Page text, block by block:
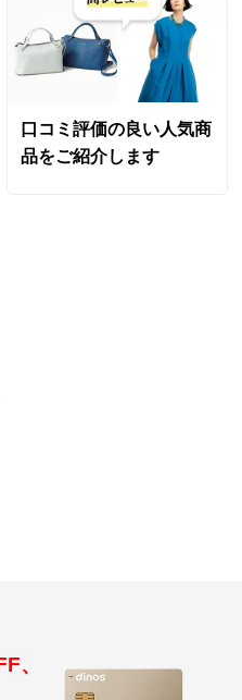
口コミ評価の良い人気商
品をご紹介します
、